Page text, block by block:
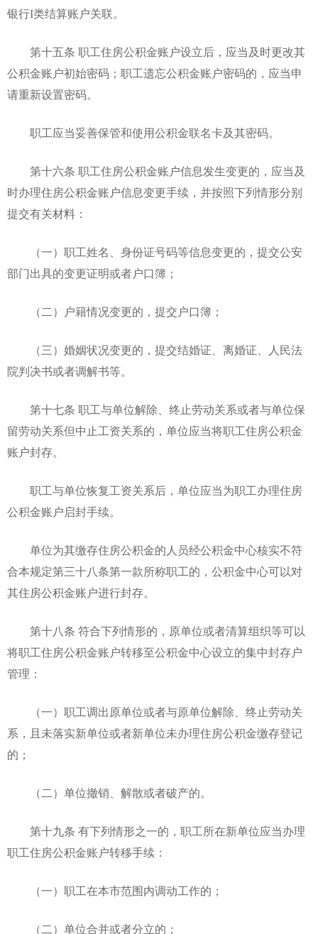
银行I类结算账户关联。
第十五条 职工住房公积金账户设立后，应当及时更改其
公积金账户初始密码；职工遗忘公积金账户密码的，应当申
请重新设置密码。
职工应当妥善保管和使用公积金联名卡及其密码。
第十六条 职工住房公积金账户信息发生变更的，应当及
时办理住房公积金账户信息变更手续，并按照下列情形分别
提交有关材料：
（一）职工姓名、身份证号码等信息变更的，提交公安
部门出具的变更证明或者户口簿；
（二）户籍情况变更的，提交户口簿；
（三）婚姻状况变更的，提交结婚证、离婚证、人民法
院判决书或者调解书等。
第十七条 职工与单位解除、终止劳动关系或者与单位保
留劳动关系但中止工资关系的，单位应当将职工住房公积金
账户封存。
职工与单位恢复工资关系后，单位应当为职工办理住房
公积金账户启封手续。
单位为其缴存住房公积金的人员经公积金中心核实不符
合本规定第三十八条第一款所称职工的，公积金中心可以对
其住房公积金账户进行封存。
第十八条 符合下列情形的，原单位或者清算组织等可以
将职工住房公积金账户转移至公积金中心设立的集中封存户
管理：
（一）职工调出原单位或者与原单位解除、终止劳动关
系，且未落实新单位或者新单位未办理住房公积金缴存登记
的；
（二）单位撤销、解散或者破产的。
第十九条 有下列情形之一的，职工所在新单位应当办理
职工住房公积金账户转移手续：
（一）职工在本市范围内调动工作的；
（二）单位合并或者分立的；